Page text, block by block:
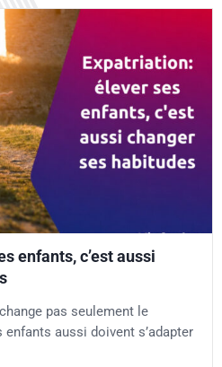
enfants, c’est aussi
pas seulement le
aussi doivent s’adapter